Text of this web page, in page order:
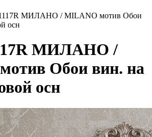
МИЛАНО / MILANO мотив Обои
осн
МИЛАНО /
Обои вин. на
осн